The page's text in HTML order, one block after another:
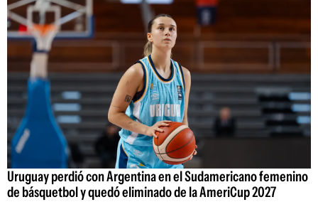
Uruguay perdió con Argentina en el Sudamericano femenino
de básquetbol y quedó eliminado de la AmeriCup 2027